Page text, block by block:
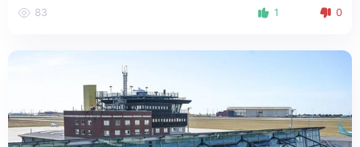
83 1 0